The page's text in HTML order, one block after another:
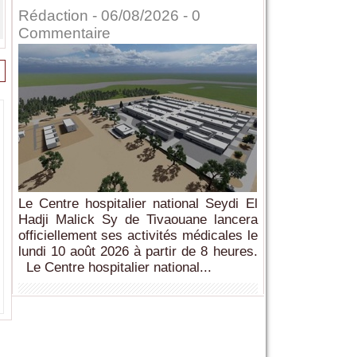
Rédaction - 06/08/2026 - 0
Commentaire
Le Centre hospitalier national Seydi El
Hadji Malick Sy de Tivaouane lancera
officiellement ses activités médicales le
lundi 10 août 2026 à partir de 8 heures.
Le Centre hospitalier national...